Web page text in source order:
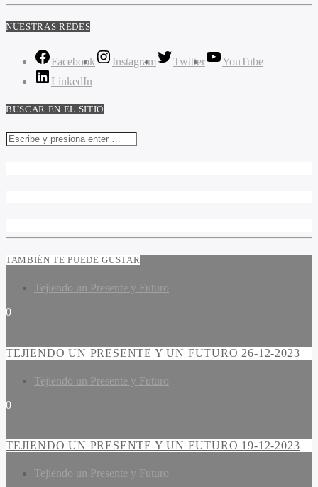
NUESTRAS REDES
Facebook Instagram Twitter
YouTube
LinkedIn
BUSCAR EN EL SITIO
TAMBIÉN TE PUEDE GUSTAR
Tejiendo un Presente y Futuro
0
TEJIENDO UN PRESENTE Y UN FUTURO 26-12-2023
Tejiendo un Presente y Futuro
0
TEJIENDO UN PRESENTE Y UN FUTURO 19-12-2023
Tejiendo un Presente y Futuro